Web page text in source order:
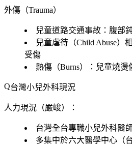
外傷（Trauma）
兒童道路交通事故：腹部
兒童虐待（Child Abuse）
受傷
熱傷（Burns）：兒童燒燙
台灣小兒外科現況
人力現況（嚴峻）：
台灣全台專職小兒外科醫
多集中於六大醫學中心（